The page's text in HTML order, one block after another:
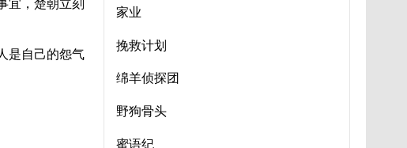
宜，楚朝立刻
是自己的怨气
家业
挽救计划
绵羊侦探团
野狗骨头
蜜语纪